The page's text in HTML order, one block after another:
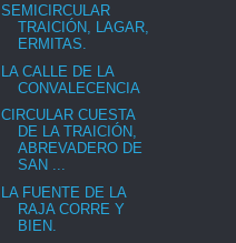
SEMICIRCULAR
TRAICIÓN, LAGAR,
ERMITAS.
LA CALLE DE LA
CONVALECENCIA
CIRCULAR CUESTA
DE LA TRAICIÓN,
ABREVADERO DE
SAN ...
LA FUENTE DE LA
RAJA CORRE Y
BIEN.